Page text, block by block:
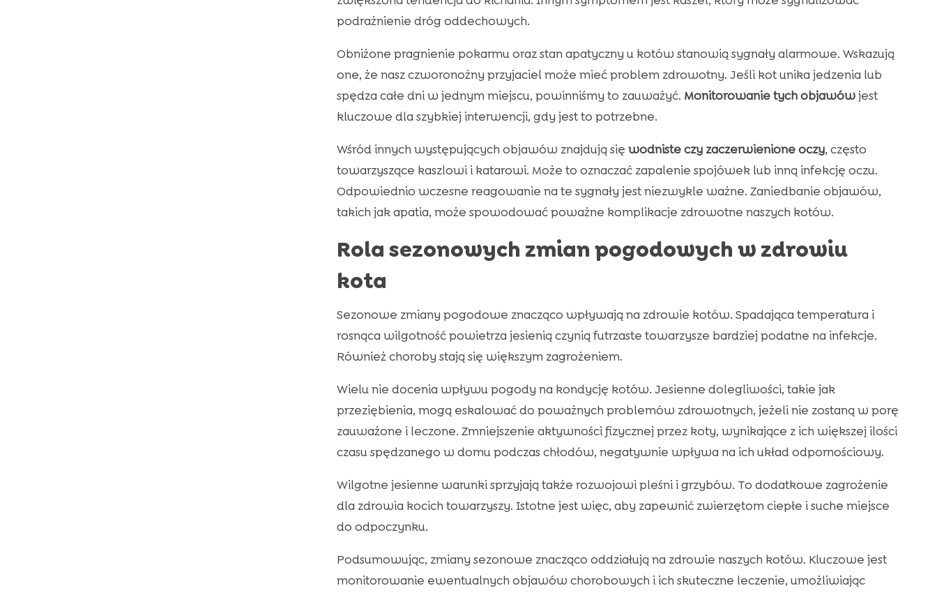
podrażnienie dróg oddechowych.
Obniżone pragnienie pokarmu oraz stan apatyczny u kotów stanowią sygnały alarmowe. Wskazują
one, że nasz czworonożny przyjaciel może mieć problem zdrowotny. Jeśli kot unika jedzenia lub
spędza całe dni w jednym miejscu, powinniśmy to zauważyć. Monitorowanie tych objawówjest
kluczowe dla szybkiej interwencji, gdy jest to potrzebne.
Wśród innych występujących objawów znajdują się wodniste czy zaczerwienione oczy, często
towarzyszące kaszlowi i katarowi. Może to oznaczać zapalenie spojówek lub inną infekcję oczu.
Odpowiednio wczesne reagowanie na te sygnały jest niezwykle ważne. Zaniedbanie objawów,
takich jak apatia, może spowodować poważne komplikacje zdrowotne naszych kotów.
Rola sezonowych zmian pogodowych w zdrowiu
kota
Sezonowe zmiany pogodowe znacząco wpływają na zdrowie kotów. Spadająca temperatura i
rosnąca wilgotność powietrza jesienią czynią futrzaste towarzysze bardziej podatne na infekcje.
Również choroby stają się większym zagrożeniem.
Wielu nie docenia wpływu pogody na kondycję kotów. Jesienne dolegliwości, takie jak
przeziębienia, mogą eskalować do poważnych problemów zdrowotnych, jeżeli nie zostaną w porę
zauważone i leczone. Zmniejszenie aktywności fizycznej przez koty, wynikające z ich większej ilości
czasu spędzanego w domu podczas chłodów, negatywnie wpływa na ich układ odpornościowy.
Wilgotne jesienne warunki sprzyjają także rozwojowi pleśni i grzybów. To dodatkowe zagrożenie
dla zdrowia kocich towarzyszy. Istotne jest więc, aby zapewnić zwierzętom ciepłe i suche miejsce
do odpoczynku.
Podsumowując, zmiany sezonowe znacząco oddziałują na zdrowie naszych kotów. Kluczowe jest
monitorowanie ewentualnych objawów chorobowych i ich skuteczne leczenie, umożliwiając